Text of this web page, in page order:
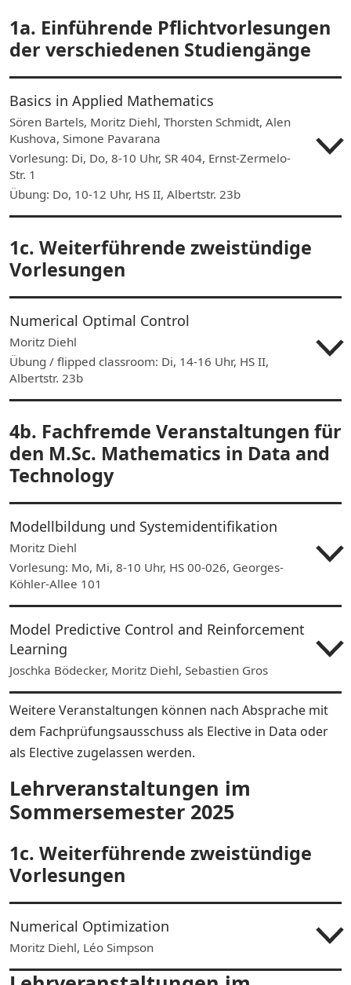
1a. Einführende Pflichtvorlesungen
der verschiedenen Studiengänge
Basics in Applied Mathematics
Sören Bartels, Moritz Diehl, Thorsten Schmidt, Alen
Kushova, Simone Pavarana
Vorlesung: Di, Do, 8-10 Uhr, SR 404, Ernst-Zermelo-
Str. 1
Übung: Do, 10-12 Uhr, HS II, Albertstr. 23b
1c. Weiterführende zweistündige
Vorlesungen
Numerical Optimal Control
Moritz Diehl
Übung / flipped classroom: Di, 14-16 Uhr, HS II,
Albertstr. 23b
4b. Fachfremde Veranstaltungen für
den M.Sc. Mathematics in Data and
Technology
Modellbildung und Systemidentifikation
Moritz Diehl
Vorlesung: Mo, Mi, 8-10 Uhr, HS 00-026, Georges-
Köhler-Allee 101
Model Predictive Control and Reinforcement
Learning
Joschka Bödecker, Moritz Diehl, Sebastien Gros
Weitere Veranstaltungen können nach Absprache mit
dem Fachprüfungsausschuss als Elective in Data oder
als Elective zugelassen werden.
Lehrveranstaltungen im
Sommersemester 2025
1c. Weiterführende zweistündige
Vorlesungen
Numerical Optimization
Moritz Diehl, Léo Simpson